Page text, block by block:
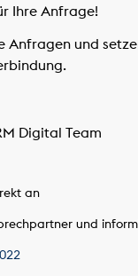
Ihre Anfrage!
Anfragen und
Digital Team
an
und